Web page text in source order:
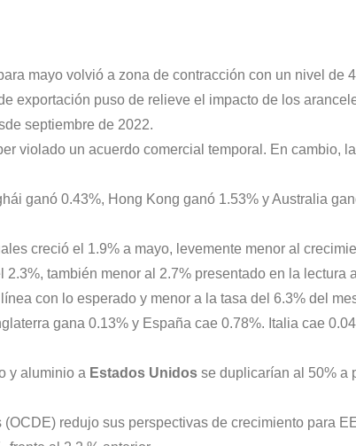
mayo volvió a zona de contracción con un nivel de
exportación puso de relieve el impacto de los
septiembre de 2022.
violado un acuerdo comercial temporal. En cambio,
ganó 0.43%, Hong Kong ganó 1.53% y Australia
creció el 1.9% a mayo, levemente menor al
también menor al 2.7% presentado en la lectura
con lo esperado y menor a la tasa del 6.3% del
gana 0.13% y España cae 0.78%. Italia cae
y aluminio a Estados Unidos se duplicarían al 50% a
redujo sus perspectivas de crecimiento para